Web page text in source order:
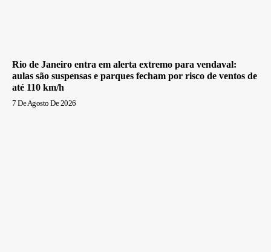
Rio de Janeiro entra em alerta extremo para vendaval:
aulas são suspensas e parques fecham por risco de ventos de
até 110 km/h
7 De Agosto De 2026